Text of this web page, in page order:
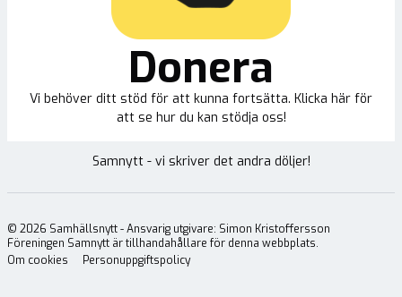
Donera
Vi behöver ditt stöd för att kunna fortsätta. Klicka här för
att se hur du kan stödja oss!
Samnytt - vi skriver det andra döljer!
© 2026 Samhällsnytt - Ansvarig utgivare: Simon Kristoffersson
Föreningen Samnytt är tillhandahållare för denna webbplats.
Om cookies
Personuppgiftspolicy